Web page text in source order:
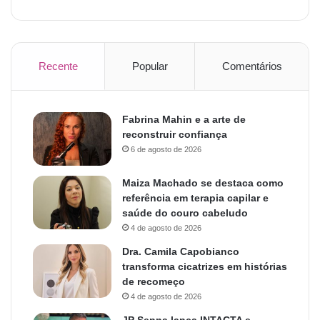
Recente Popular Comentários
Fabrina Mahin e a arte de
reconstruir confiança
6 de agosto de 2026
Maiza Machado se destaca como
referência em terapia capilar e
saúde do couro cabeludo
4 de agosto de 2026
Dra. Camila Capobianco
transforma cicatrizes em histórias
de recomeço
4 de agosto de 2026